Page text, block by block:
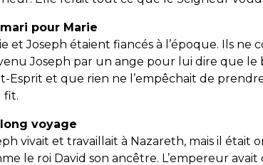
pour Marie
et Joseph étaient fiancés à l’époque. Ils ne
Joseph par un ange pour lui dire que le
Esprit et que rien ne l’empêchait de
fit.
voyage
vivait et travaillait à Nazareth, mais il était
le roi David son ancêtre. L’empereur